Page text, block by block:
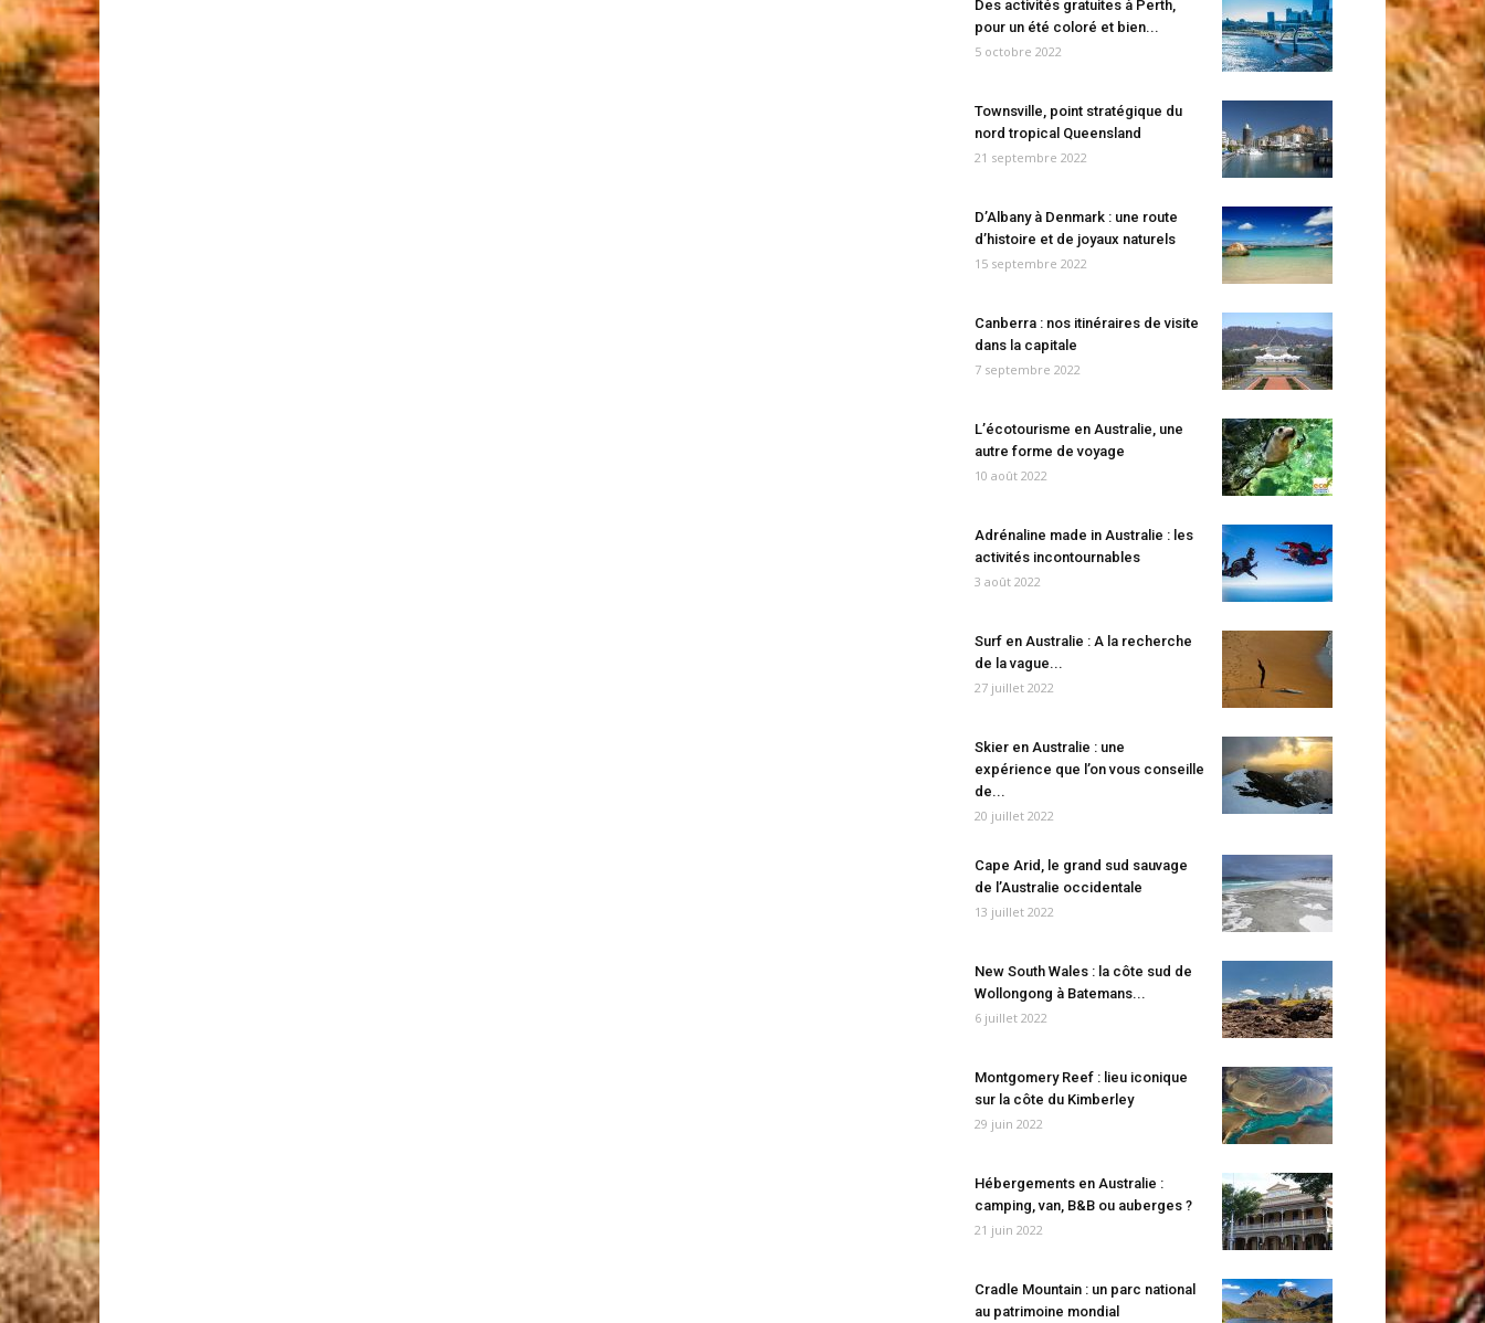
Des activités gratuites à Perth,
pour un été coloré et bien...
5 octobre 2022
Townsville, point stratégique du
nord tropical Queensland
21 septembre 2022
D’Albany à Denmark : une route
d’histoire et de joyaux naturels
15 septembre 2022
Canberra : nos itinéraires de visite
dans la capitale
7 septembre 2022
L’écotourisme en Australie, une
autre forme de voyage
10 août 2022
Adrénaline made in Australie : les
activités incontournables
3 août 2022
Surf en Australie : A la recherche
de la vague...
27 juillet 2022
Skier en Australie : une
expérience que l’on vous conseille
de...
20 juillet 2022
Cape Arid, le grand sud sauvage
de l’Australie occidentale
13 juillet 2022
New South Wales : la côte sud de
Wollongong à Batemans...
6 juillet 2022
Montgomery Reef : lieu iconique
sur la côte du Kimberley
29 juin 2022
Hébergements en Australie :
camping, van, B&B ou auberges ?
21 juin 2022
Cradle Mountain : un parc national
au patrimoine mondial